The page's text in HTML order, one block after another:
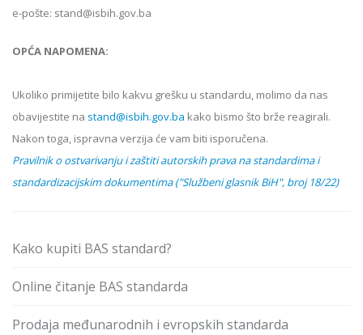
e-pošte: stand@isbih.gov.ba
OPĆA NAPOMENA:
Ukoliko primijetite bilo kakvu grešku u standardu, molimo da nas
obavijestite na stand@isbih.gov.ba kako bismo što brže reagirali.
Nakon toga, ispravna verzija će vam biti isporučena.
Pravilnik o ostvarivanju i zaštiti autorskih prava na standardima i
standardizacijskim dokumentima ("Službeni glasnik BiH", broj 18/22)
Kako kupiti BAS standard?
Online čitanje BAS standarda
Prodaja međunarodnih i evropskih standarda